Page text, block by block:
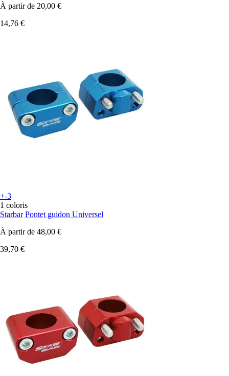
À partir de 20,00 €
14,76 €
+-3
1 coloris
Starbar Pontet guidon Universel
À partir de 48,00 €
39,70 €